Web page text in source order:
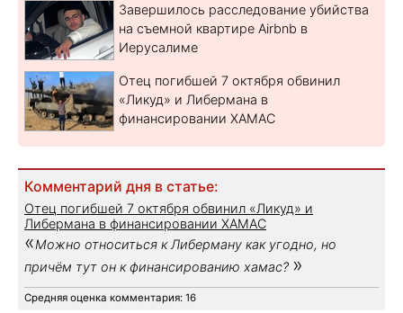
Завершилось расследование убийства
на съемной квартире Airbnb в
Иерусалиме
Отец погибшей 7 октября обвинил
«Ликуд» и Либермана в
финансировании ХАМАС
Комментарий дня в статье:
Отец погибшей 7 октября обвинил «Ликуд» и
Либермана в финансировании ХАМАС
«Можно относиться к Либерману как угодно, но
причём тут он к финансированию хамас? »
Средняя оценка комментария: 16